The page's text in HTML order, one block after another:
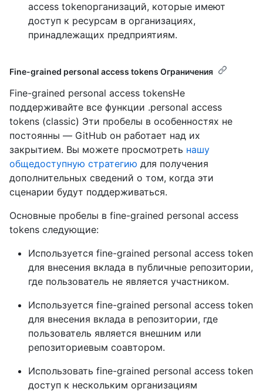
access tokenорганизаций, которые имеют
доступ к ресурсам в организациях,
принадлежащих предприятиям.
Fine-grained personal access tokens Ограничения
Fine-grained personal access tokensНе
поддерживайте все функции .personal access
tokens (classic) Эти пробелы в особенностях не
постоянны — GitHub он работает над их
закрытием. Вы можете просмотреть нашу
общедоступную стратегию для получения
дополнительных сведений о том, когда эти
сценарии будут поддерживаться.
Основные пробелы в fine-grained personal access
tokens следующие:
Используется fine-grained personal access token
для внесения вклада в публичные репозитории,
где пользователь не является участником.
Используется fine-grained personal access token
для внесения вклада в репозитории, где
пользователь является внешним или
репозиториевым соавтором.
Использовать fine-grained personal access token
доступ к нескольким организациям